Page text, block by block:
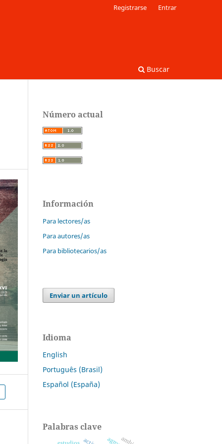
Buscar
Registrarse Entrar
Número actual
Información
Para lectores/as
Para autores/as
Para bibliotecarios/as
Enviar un artículo
Idioma
English
Português (Brasil)
Español (España)
Palabras clave